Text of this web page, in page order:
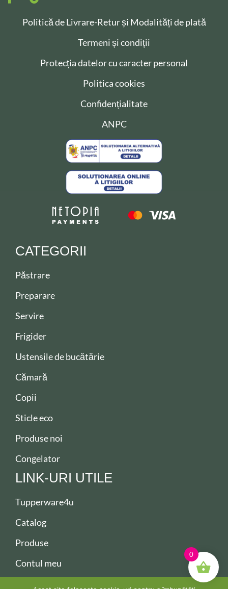
Politică de Livrare-Retur și Modalități de plată
Termeni și condiții
Protecția datelor cu caracter personal
Politica cookies
Confidențialitate
ANPC
CATEGORII
Păstrare
Preparare
Servire
Frigider
Ustensile de bucătărie
Cămară
Copii
Sticle eco
Produse noi
Congelator
LINK-URI UTILE
Tupperware4u
Catalog
Produse
Contul meu
0